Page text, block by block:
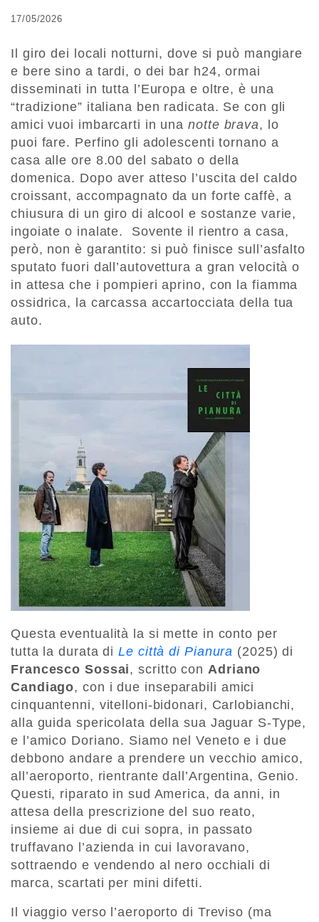
17/05/2026
Il giro dei locali notturni, dove si può mangiare
e bere sino a tardi, o dei bar h24, ormai
disseminati in tutta l’Europa e oltre, è una
“tradizione” italiana ben radicata. Se con gli
amici vuoi imbarcarti in unanotte brava, lo
puoi fare. Perfino gli adolescenti tornano a
casa alle ore 8.00 del sabato o della
domenica. Dopo aver atteso l’uscita del caldo
croissant, accompagnato da un forte caffè, a
chiusura di un giro di alcool e sostanze varie,
ingoiate o inalate. Sovente il rientro a casa,
però, non è garantito: si può finisce sull’asfalto
sputato fuori dall’autovettura a gran velocità o
in attesa che i pompieri aprino, con la fiamma
ossidrica, la carcassa accartocciata della tua
auto.
Questa eventualità la si mette in conto per
tutta la durata diLe città di Pianura (2025) di
Francesco Sossai, scritto conAdriano
Candiago, con i due inseparabili amici
cinquantenni, vitelloni-bidonari, Carlobianchi,
alla guida spericolata della sua Jaguar S-Type,
e l’amico Doriano. Siamo nel Veneto e i due
debbono andare a prendere un vecchio amico,
all’aeroporto, rientrante dall’Argentina, Genio.
Questi, riparato in sud America, da anni, in
attesa della prescrizione del suo reato,
insieme ai due di cui sopra, in passato
truffavano l’azienda in cui lavoravano,
sottraendo e vendendo al nero occhiali di
marca, scartati per mini difetti.
Il viaggio verso l’aeroporto di Treviso (ma